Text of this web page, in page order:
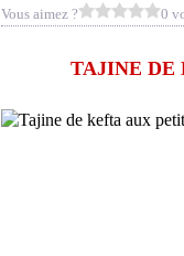
Vous aimez ?
0
TAJINE DE